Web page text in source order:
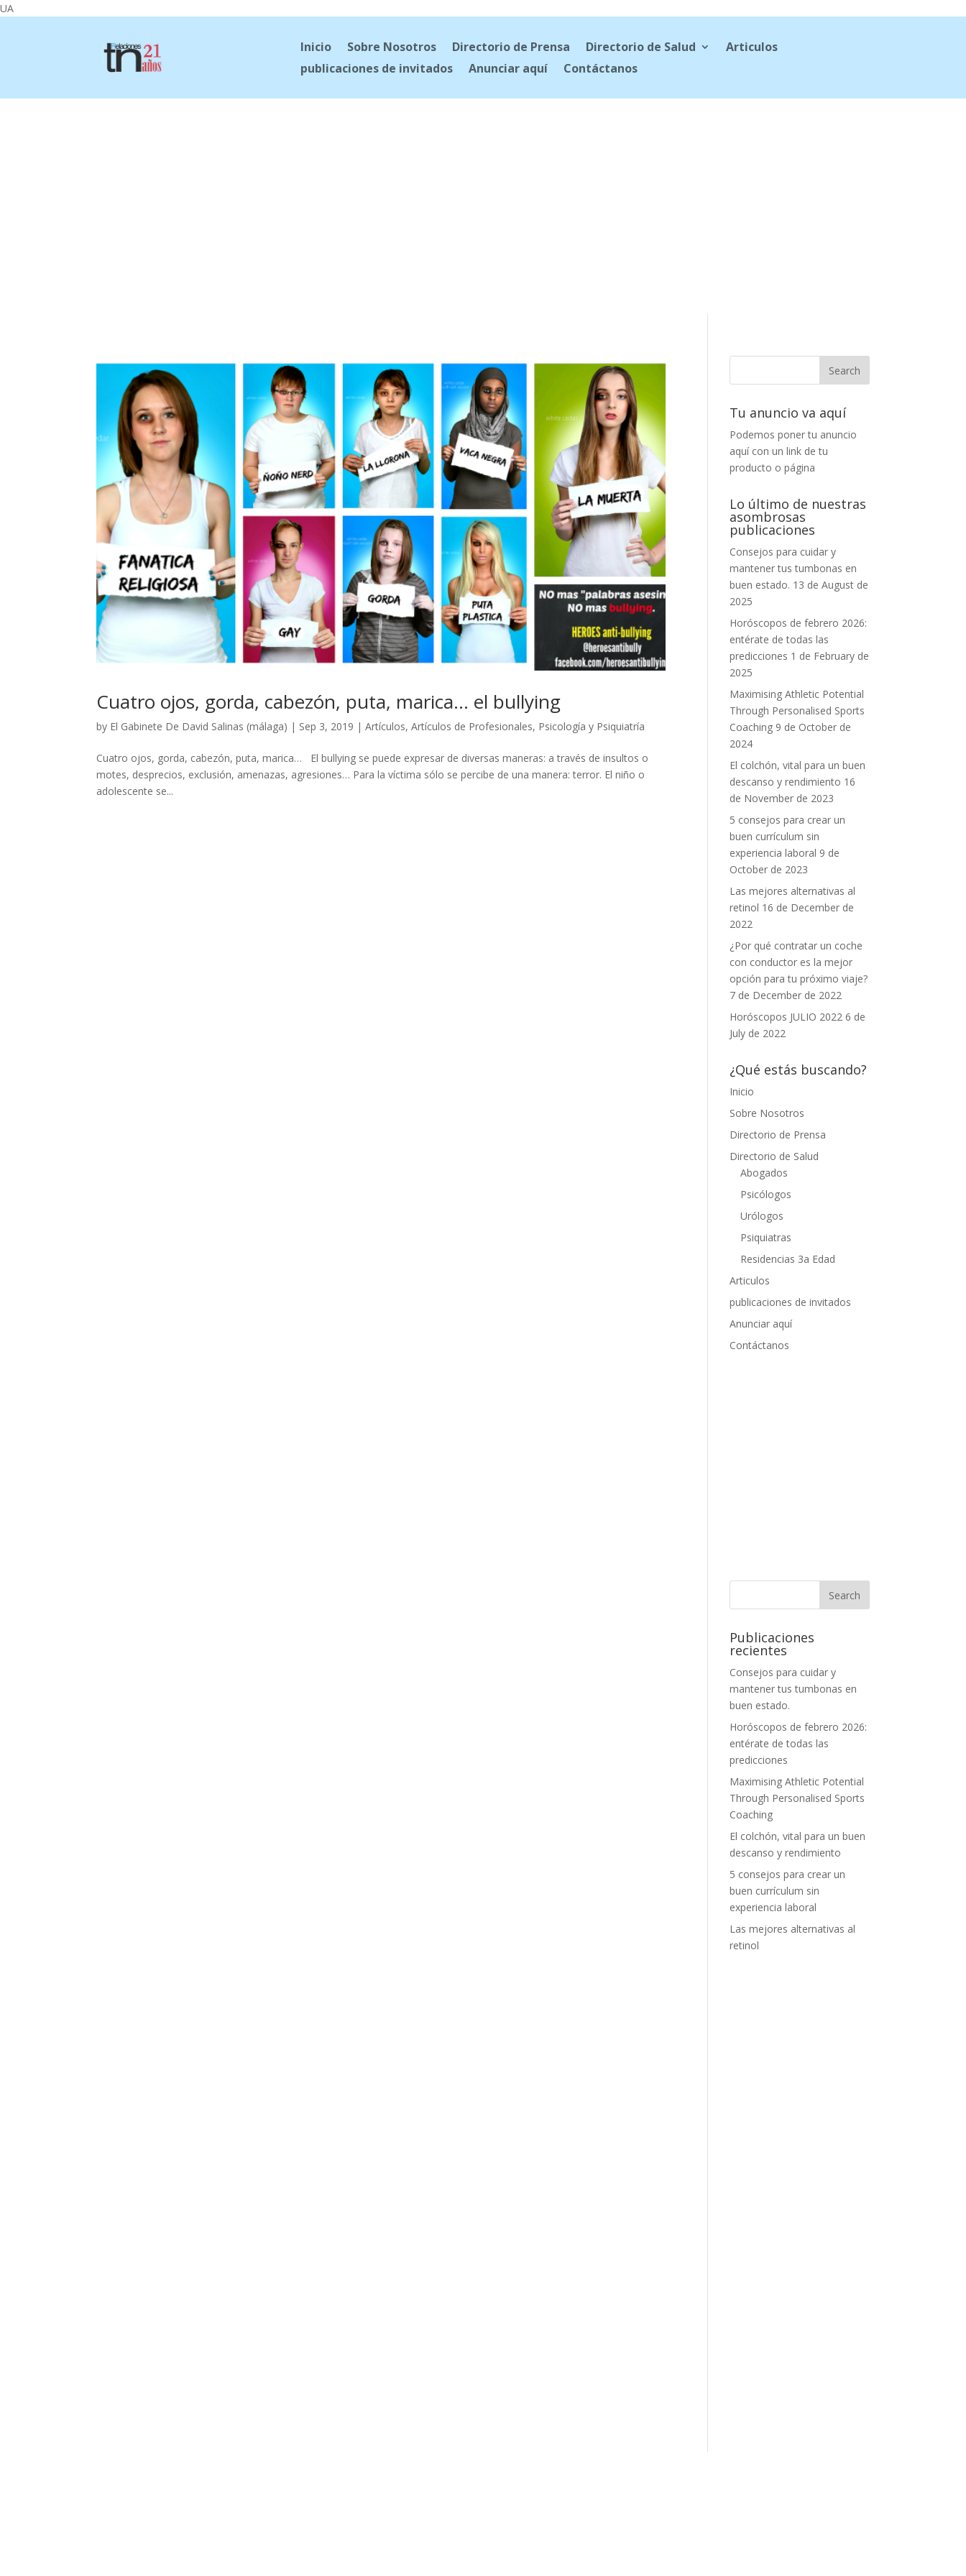
UA
Inicio Sobre Nosotros Directorio de Prensa Directorio de Salud
Articulos
publicaciones de invitados
Anunciar aquí Contáctanos
Cuatro ojos, gorda, cabezón, puta, marica… el bullying
by El Gabinete De David Salinas (málaga) | Sep 3, 2019 |Artículos,Artículos de Profesionales, Psicología y Psiquiatría
Cuatro ojos, gorda, cabezón, puta, marica… El bullying se puede expresar de diversas maneras: a través de insultos o
motes, desprecios, exclusión, amenazas, agresiones… Para la víctima sólo se percibe de una manera: terror. El niño o
adolescente se...
Tu anuncio va aquí
Podemos poner tu anuncio
aquí con un link de tu
producto o página
Lo último de nuestras
asombrosas
publicaciones
Consejos para cuidar y
mantener tus tumbonas en
buen estado. 13 de August de
2025
Horóscopos de febrero 2026:
entérate de todas las
predicciones 1 de February de
2025
Maximising Athletic Potential
Through Personalised Sports
Coaching 9 de October de
2024
El colchón, vital para un buen
descanso y rendimiento 16
de November de 2023
5 consejos para crear un
buen currículum sin
experiencia laboral 9 de
October de 2023
Las mejores alternativas al
retinol 16 de December de
2022
¿Por qué contratar un coche
con conductor es la mejor
opción para tu próximo viaje?
7 de December de 2022
Horóscopos JULIO 2022 6 de
July de 2022
¿Qué estás buscando?
Inicio
Sobre Nosotros
Directorio de Prensa
Directorio de Salud
Abogados
Psicólogos
Urólogos
Psiquiatras
Residencias 3a Edad
Articulos
publicaciones de invitados
Anunciar aquí
Contáctanos
Publicaciones
recientes
Consejos para cuidar y
mantener tus tumbonas en
buen estado.
Horóscopos de febrero 2026:
entérate de todas las
predicciones
Maximising Athletic Potential
Through Personalised Sports
Coaching
El colchón, vital para un buen
descanso y rendimiento
5 consejos para crear un
buen currículum sin
experiencia laboral
Las mejores alternativas al
retinol